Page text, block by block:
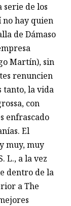
de los
no hay quien
de Dámaso
Martín), sin
renuncien
tanto, la vida
con
enfrascado
El
muy, muy
L., a la vez
dentro de la
a The